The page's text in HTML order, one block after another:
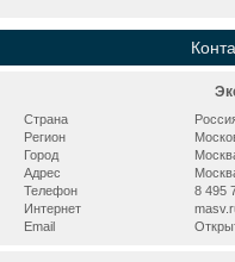
Страна
Регион
Город
Адрес
Телефон
8 495
Интернет
Email